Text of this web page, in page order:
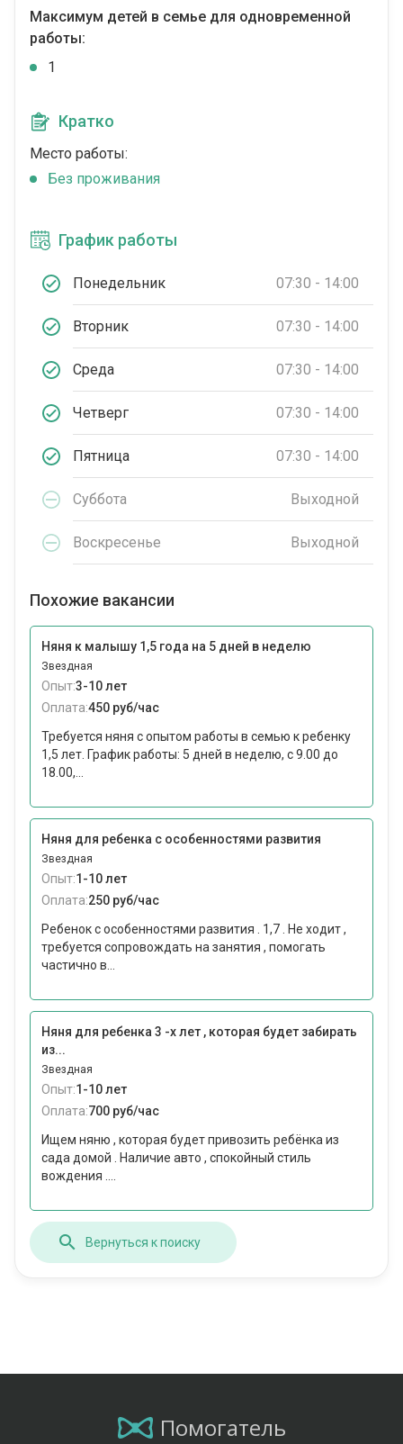
Максимум детей в семье для одновременной
работы:
1
Кратко
Место работы:
Без проживания
График работы
Понедельник 07:30 - 14:00
Вторник 07:30 - 14:00
Среда 07:30 - 14:00
Четверг 07:30 - 14:00
Пятница 07:30 - 14:00
Суббота Выходной
Воскресенье Выходной
Похожие вакансии
Няня к малышу 1,5 года на 5 дней в неделю
Звездная
Опыт:3-10 лет
Оплата:450 руб/час
Требуется няня с опытом работы в семью к ребенку
1,5 лет. График работы: 5 дней в неделю, с 9.00 до
18.00,...
Няня для ребенка с особенностями развития
Звездная
Опыт:1-10 лет
Оплата:250 руб/час
Ребенок с особенностями развития . 1,7 . Не ходит ,
требуется сопровождать на занятия , помогать
частично в...
Няня для ребенка 3 -х лет , которая будет забирать
из...
Звездная
Опыт:1-10 лет
Оплата:700 руб/час
Ищем няню , которая будет привозить ребёнка из
сада домой . Наличие авто , спокойный стиль
вождения ....
Вернуться к поиску
Помогатель